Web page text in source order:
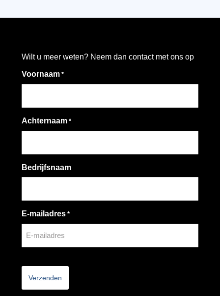
Wilt u meer weten? Neem dan contact met ons op
Voornaam *
Achternaam *
Bedrijfsnaam
E-mailadres *